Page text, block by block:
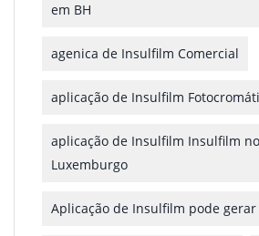
em BH
agenica de Insulfilm Comercial
aplicação de Insulfilm
aplicação de Insulfilm Insulfilm
Luxemburgo
Aplicação de Insulfilm pode